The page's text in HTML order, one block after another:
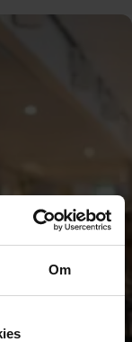
Om
even